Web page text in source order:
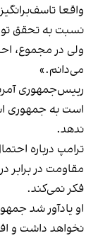
واقعا
نسبت به تحقق
ولی در مجموع،
می‌دانم.»
رییس‌جمهوری
است به جمهوری
ندهد.
ترامپ درباره
مقاومت در برابر
فکر نمی‌کند.
او یادآور شد
نخواهد داشت و